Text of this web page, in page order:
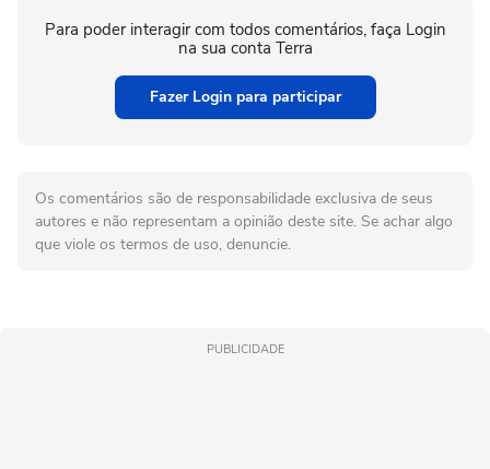
Para poder interagir com todos comentários, faça Login
na sua conta Terra
Fazer Login para participar
Os comentários são de responsabilidade exclusiva de seus
autores e não representam a opinião deste site. Se achar algo
que viole os termos de uso, denuncie.
PUBLICIDADE